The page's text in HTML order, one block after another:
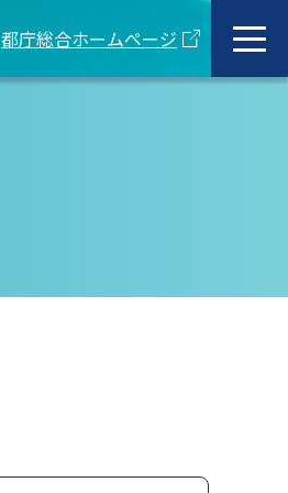
都庁総合ホームページ